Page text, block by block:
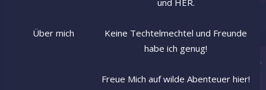
Über mich
und HER.
Keine Techtelmechtel und Freunde
habe ich genug!
Freue Mich auf wilde Abenteuer hier!